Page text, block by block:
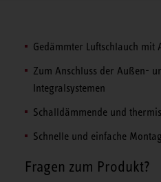
Gedämmter Luftschlauch mit
Zum Anschluss der Außen-
Integralsystemen
Schalldämmende und
Schnelle und einfache
Fragen zum Produkt?